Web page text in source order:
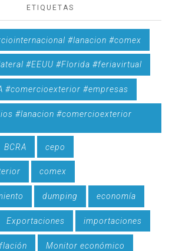
ETIQUETAS
#lanacion #comex
#EEUU #Florida #feriavirtual
#comercioexterior #empresas
#lanacion #comercioexterior
BCRA cepo
comex
dumping economía
Exportaciones importaciones
Monitor económico